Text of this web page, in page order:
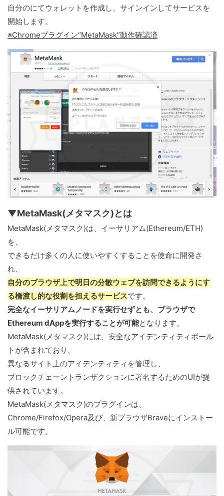
自分のにてウォレットを作成し、サインインしてサービスを
開始します。
※Chromeプラグイン“MetaMask”動作確認済
▼MetaMask(メタマスク)とは
MetaMask(メタマスク)は、イーサリアム(Ethereum/ETH)
を、
できるだけ多くの人に使いやすくすることを使命に開発さ
れ、
自分のブラウザ上で明日の分散ウェブを訪問できるようにす
る橋渡し的な役割を担えるサービスです。
完全なイーサリアムノードを実行せずとも、ブラウザで
Ethereum dAppを実行することが可能となります。
MetaMask(メタマスク)には、安全なアイデンティティボール
トが含まれており、
異なるサイト上のアイデンティティを管理し、
ブロックチェーントランザクションに署名するためのUIが提
供されています。
MetaMask(メタマスク)のプラグインは、
Chrome/Firefox/Opera及び、新ブラウザBraveにインストー
ル可能です。